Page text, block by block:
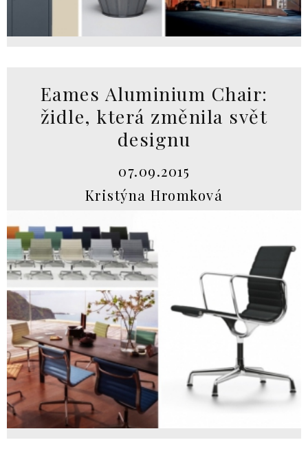
Eames Aluminium Chair:
židle, která změnila svět
designu
07.09.2015
Kristýna Hromková